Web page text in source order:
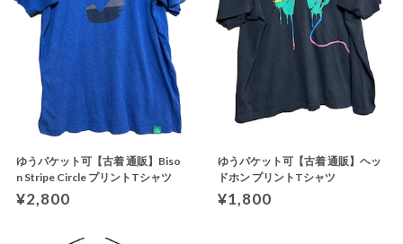
ゆうパケット可【古着 通販】Biso
n Stripe Circle プリントTシャツ
¥2,800
ゆうパケット可【古着 通販】ヘッ
ドホン プリントTシャツ
¥1,800